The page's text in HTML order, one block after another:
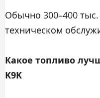
Обычно 300–400
техническом
Какое топливо
K9K